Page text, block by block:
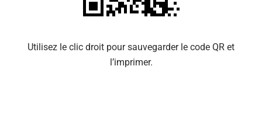
Utilisez le clic droit pour sauvegarder le code QR et
l’imprimer.